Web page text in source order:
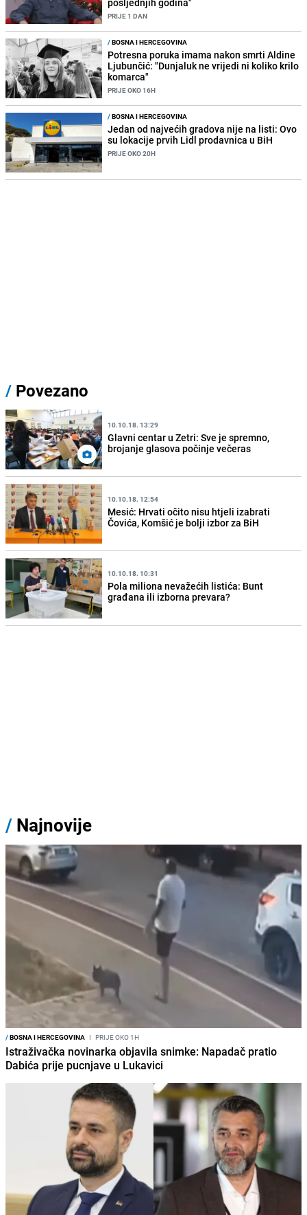
PRIJE 1 DAN
/BOSNA I HERCEGOVINA
Potresna poruka imama nakon smrti Aldine
Ljubunčić: "Dunjaluk ne vrijedi ni koliko krilo
komarca"
PRIJE OKO 16H
/BOSNA I HERCEGOVINA
Jedan od najvećih gradova nije na listi: Ovo
su lokacije prvih Lidl prodavnica u BiH
PRIJE OKO 20H
/ Povezano
10.10.18. 13:29
Glavni centar u Zetri: Sve je spremno,
brojanje glasova počinje večeras
10.10.18. 12:54
Mesić: Hrvati očito nisu htjeli izabrati
Čovića, Komšić je bolji izbor za BiH
10.10.18. 10:31
Pola miliona nevažećih listića: Bunt
građana ili izborna prevara?
/ Najnovije
/BOSNA I HERCEGOVINA I PRIJE OKO 1H
Istraživačka novinarka objavila snimke: Napadač pratio
Dabića prije pucnjave u Lukavici